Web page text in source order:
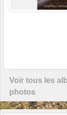
Voir tous les
photos